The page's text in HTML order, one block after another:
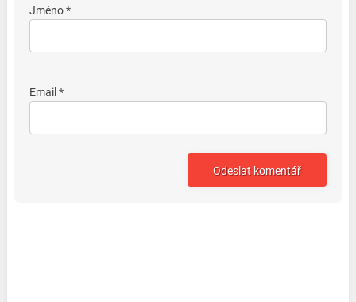
Jméno *
Email *